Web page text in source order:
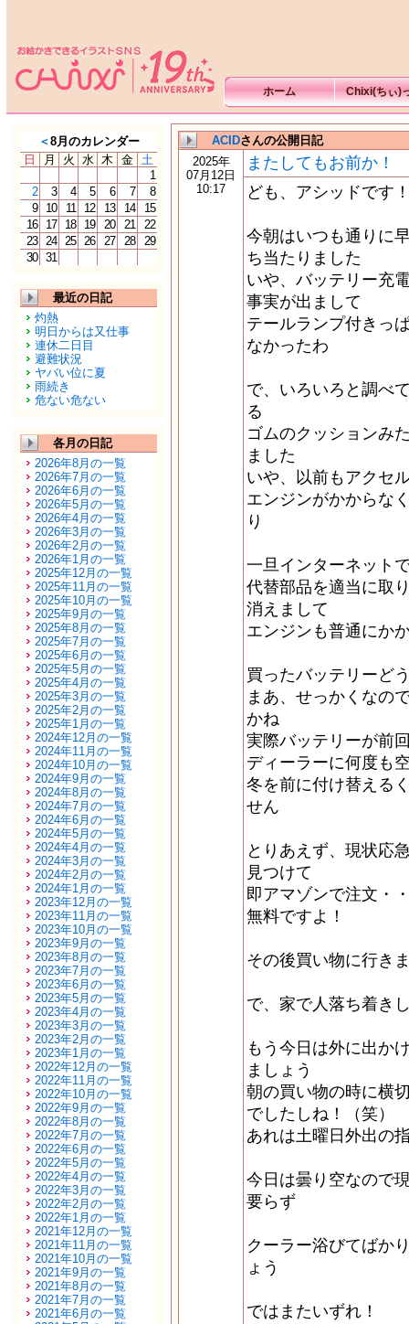
ホーム Chixi(ちぃ)
＜8月のカレンダー
日
月 火 水 木 金 土
1
2
3 4 5 6 7
8
9
10 11 12 13 14
15
16
17 18 19 20 21
22
23 24 25 26 27 28
29
30 31
最近の日記
灼熱
明日からは又仕事
連休二日目
避難状況
ヤバい位に夏
雨続き
危ない危ない
各月の日記
2026年8月の一覧
2026年7月の一覧
2026年6月の一覧
2026年5月の一覧
2026年4月の一覧
2026年3月の一覧
2026年2月の一覧
2026年1月の一覧
2025年12月の一覧
2025年11月の一覧
2025年10月の一覧
2025年9月の一覧
2025年8月の一覧
2025年7月の一覧
2025年6月の一覧
2025年5月の一覧
2025年4月の一覧
2025年3月の一覧
2025年2月の一覧
2025年1月の一覧
2024年12月の一覧
2024年11月の一覧
2024年10月の一覧
2024年9月の一覧
2024年8月の一覧
2024年7月の一覧
2024年6月の一覧
2024年5月の一覧
2024年4月の一覧
2024年3月の一覧
2024年2月の一覧
2024年1月の一覧
2023年12月の一覧
2023年11月の一覧
2023年10月の一覧
2023年9月の一覧
2023年8月の一覧
2023年7月の一覧
2023年6月の一覧
2023年5月の一覧
2023年4月の一覧
2023年3月の一覧
2023年2月の一覧
2023年1月の一覧
2022年12月の一覧
2022年11月の一覧
2022年10月の一覧
2022年9月の一覧
2022年8月の一覧
2022年7月の一覧
2022年6月の一覧
2022年5月の一覧
2022年4月の一覧
2022年3月の一覧
2022年2月の一覧
2022年1月の一覧
2021年12月の一覧
2021年11月の一覧
2021年10月の一覧
2021年9月の一覧
2021年8月の一覧
2021年7月の一覧
2021年6月の一覧
ACIDさんの公開日記
2025年
07月12日
10:17
またしてもお前か！
ども、アシッドです
今朝はいつも通りに
ち当たりました
いや、バッテリー充
事実が出まして
テールランプ付きっ
なかったわ
で、いろいろと調べ
る
ゴムのクッションみ
ました
いや、以前もアクセ
エンジンがかからな
り
一旦インターネット
代替部品を適当に取
消えまして
エンジンも普通にか
買ったバッテリーど
まあ、せっかくなの
かね
実際バッテリーが前
ディーラーに何度も
冬を前に付け替える
せん
とりあえず、現状応
見つけて
即アマゾンで注文・
無料ですよ！
その後買い物に行き
で、家で人落ち着
もう今日は外に出か
ましょう
朝の買い物の時に横
でしたしね！（笑）
あれは土曜日外出の
今日は曇り空なので
要らず
クーラー浴びてばか
ょう
ではまたいずれ！